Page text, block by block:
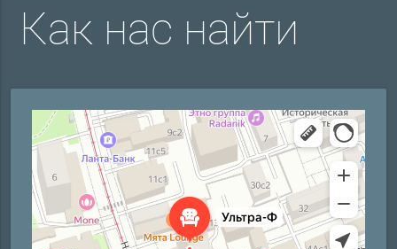
Как нас найти